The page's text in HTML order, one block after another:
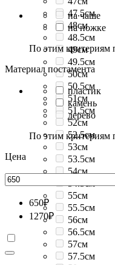
47.5см
48см
48.5см
49см
49.5см
50см
50.5см
51см
51.5см
52см
52.5см
53см
53.5см
54см
54.5см
55см
55.5см
56см
56.5см
57см
57.5см
на чаше
на ножке
По этим критериям
Материал постамента
пластик
камень
дерево
По этим критериям
Цена
650₽
1270₽